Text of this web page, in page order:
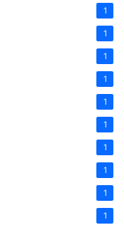
1
1
1
1
1
1
1
1
1
1